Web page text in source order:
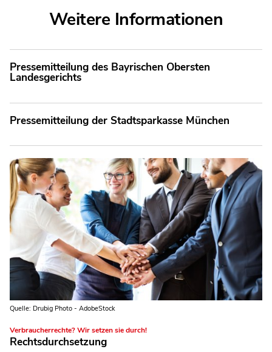
Weitere Informationen
Pressemitteilung des Bayrischen Obersten
Landesgerichts
Pressemitteilung der Stadtsparkasse München
Quelle: Drubig Photo - AdobeStock
Verbraucherrechte? Wir setzen sie durch!
Rechtsdurchsetzung